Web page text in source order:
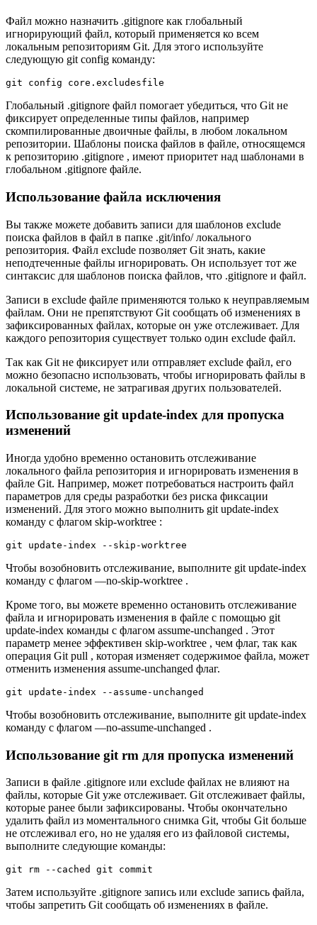
Файл можно назначить .gitignore как глобальный
игнорирующий файл, который применяется ко всем
локальным репозиториям Git. Для этого используйте
следующую git config команду:
git config core.excludesfile
Глобальный .gitignore файл помогает убедиться, что Git не
фиксирует определенные типы файлов, например
скомпилированные двоичные файлы, в любом локальном
репозитории. Шаблоны поиска файлов в файле, относящемся
к репозиторию .gitignore , имеют приоритет над шаблонами в
глобальном .gitignore файле.
Использование файла исключения
Вы также можете добавить записи для шаблонов exclude
поиска файлов в файл в папке .git/info/ локального
репозитория. Файл exclude позволяет Git знать, какие
неподтеченные файлы игнорировать. Он использует тот же
синтаксис для шаблонов поиска файлов, что .gitignore и файл.
Записи в exclude файле применяются только к неуправляемым
файлам. Они не препятствуют Git сообщать об изменениях в
зафиксированных файлах, которые он уже отслеживает. Для
каждого репозитория существует только один exclude файл.
Так как Git не фиксирует или отправляет exclude файл, его
можно безопасно использовать, чтобы игнорировать файлы в
локальной системе, не затрагивая других пользователей.
Использование git update-index для пропуска
изменений
Иногда удобно временно остановить отслеживание
локального файла репозитория и игнорировать изменения в
файле Git. Например, может потребоваться настроить файл
параметров для среды разработки без риска фиксации
изменений. Для этого можно выполнить git update-index
команду с флагом skip-worktree :
git update-index --skip-worktree
Чтобы возобновить отслеживание, выполните git update-index
команду с флагом —no-skip-worktree .
Кроме того, вы можете временно остановить отслеживание
файла и игнорировать изменения в файле с помощью git
update-index команды с флагом assume-unchanged . Этот
параметр менее эффективен skip-worktree , чем флаг, так как
операция Git pull , которая изменяет содержимое файла, может
отменить изменения assume-unchanged флаг.
git update-index --assume-unchanged
Чтобы возобновить отслеживание, выполните git update-index
команду с флагом —no-assume-unchanged .
Использование git rm для пропуска изменений
Записи в файле .gitignore или exclude файлах не влияют на
файлы, которые Git уже отслеживает. Git отслеживает файлы,
которые ранее были зафиксированы. Чтобы окончательно
удалить файл из моментального снимка Git, чтобы Git больше
не отслеживал его, но не удаляя его из файловой системы,
выполните следующие команды:
git rm --cached git commit
Затем используйте .gitignore запись или exclude запись файла,
чтобы запретить Git сообщать об изменениях в файле.